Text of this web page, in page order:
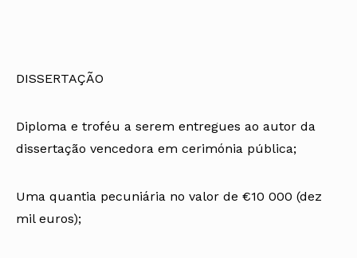
DISSERTAÇÃO
Diploma e troféu a serem entregues ao autor da
dissertação vencedora em cerimónia pública;
Uma quantia pecuniária no valor de €10 000 (dez
mil euros);